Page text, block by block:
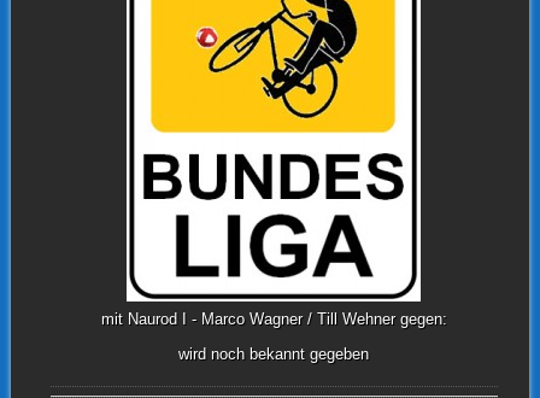
mit Naurod I - Marco Wagner / Till Wehner gegen:
wird noch bekannt gegeben